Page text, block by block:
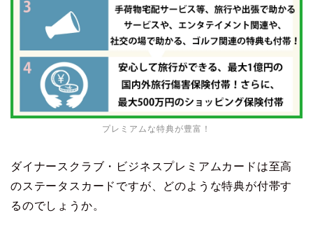
プレミアムな特典が豊富！
ダイナースクラブ・ビジネスプレミアムカードは至高
のステータスカードですが、どのような特典が付帯す
るのでしょうか。